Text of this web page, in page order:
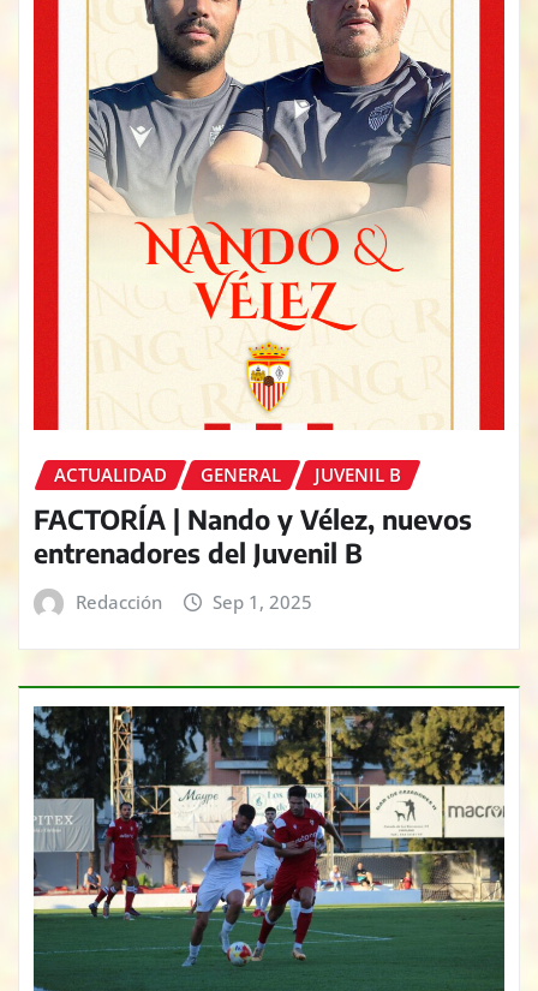
ACTUALIDAD GENERAL JUVENIL B
FACTORÍA | Nando y Vélez, nuevos
entrenadores del Juvenil B
Redacción Sep 1, 2025